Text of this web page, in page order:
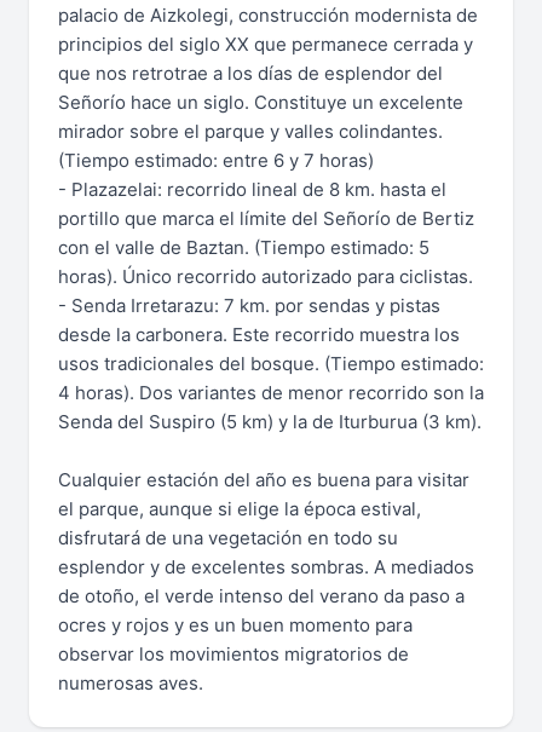
palacio de Aizkolegi, construcción modernista de
principios del siglo XX que permanece cerrada y
que nos retrotrae a los días de esplendor del
Señorío hace un siglo. Constituye un excelente
mirador sobre el parque y valles colindantes.
(Tiempo estimado: entre 6 y 7 horas)
- Plazazelai: recorrido lineal de 8 km. hasta el
portillo que marca el límite del Señorío de Bertiz
con el valle de Baztan. (Tiempo estimado: 5
horas). Único recorrido autorizado para ciclistas.
- Senda Irretarazu: 7 km. por sendas y pistas
desde la carbonera. Este recorrido muestra los
usos tradicionales del bosque. (Tiempo estimado:
4 horas). Dos variantes de menor recorrido son la
Senda del Suspiro (5 km) y la de Iturburua (3 km).
Cualquier estación del año es buena para visitar
el parque, aunque si elige la época estival,
disfrutará de una vegetación en todo su
esplendor y de excelentes sombras. A mediados
de otoño, el verde intenso del verano da paso a
ocres y rojos y es un buen momento para
observar los movimientos migratorios de
numerosas aves.